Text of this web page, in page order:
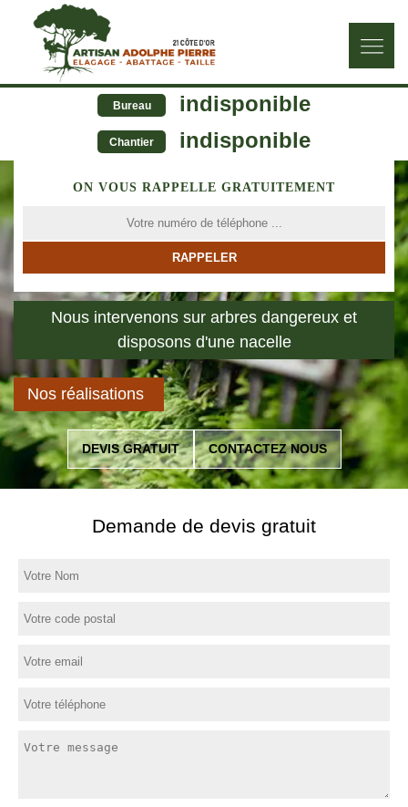
Bureau indisponible
Chantier indisponible
ON VOUS RAPPELLE GRATUITEMENT
Nous intervenons sur arbres dangereux et
disposons d'une nacelle
Nos réalisations
DEVIS GRATUIT CONTACTEZ NOUS
Demande de devis gratuit